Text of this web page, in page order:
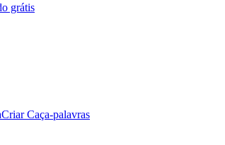
grátis
Criar Caça-palavras